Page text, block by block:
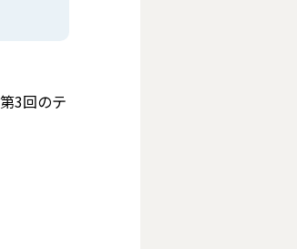
3回のテ